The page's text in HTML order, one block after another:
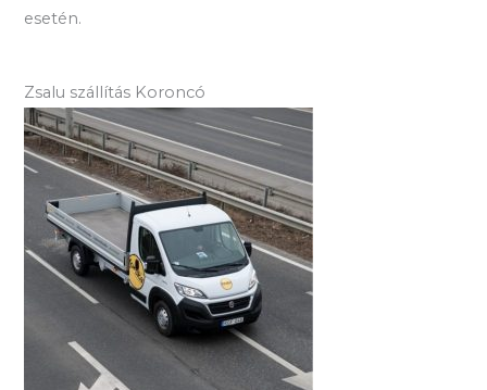
esetén.
Zsalu szállítás Koroncó